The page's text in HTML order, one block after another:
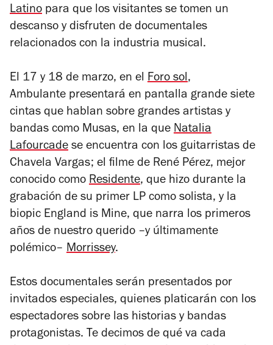
Latino para que los visitantes se tomen un
descanso y disfruten de documentales
relacionados con la industria musical.
El 17 y 18 de marzo, en el Foro sol,
Ambulante presentará en pantalla grande siete
cintas que hablan sobre grandes artistas y
bandas como Musas, en la que Natalia
Lafourcade se encuentra con los guitarristas de
Chavela Vargas; el filme de René Pérez, mejor
conocido como Residente, que hizo durante la
grabación de su primer LP como solista, y la
biopic England is Mine, que narra los primeros
años de nuestro querido –y últimamente
polémico– Morrissey.
Estos documentales serán presentados por
invitados especiales, quienes platicarán con los
espectadores sobre las historias y bandas
protagonistas. Te decimos de qué va cada